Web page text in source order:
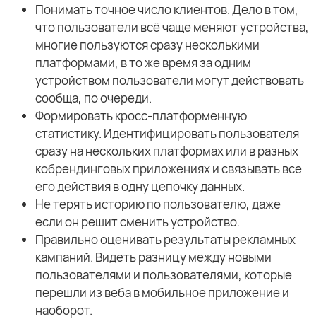
Понимать точное число клиентов. Дело в том,
что пользователи всё чаще меняют устройства,
многие пользуются сразу несколькими
платформами, в то же время за одним
устройством пользователи могут действовать
сообща, по очереди.
Формировать кросс-платформенную
статистику. Идентифицировать пользователя
сразу на нескольких платформах или в разных
кобрендинговых приложениях и связывать все
его действия в одну цепочку данных.
Не терять историю по пользователю, даже
если он решит сменить устройство.
Правильно оценивать результаты рекламных
кампаний. Видеть разницу между новыми
пользователями и пользователями, которые
перешли из веба в мобильное приложение и
наоборот.